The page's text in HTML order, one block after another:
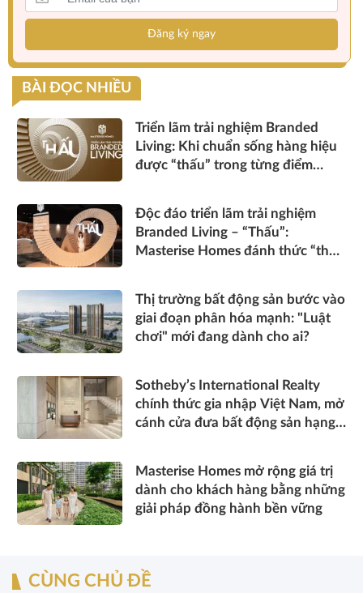
Đăng ký ngay
BÀI ĐỌC NHIỀU
Triển lãm trải nghiệm Branded
Living: Khi chuẩn sống hàng hiệu
được “thấu” trong từng điểm
Độc đáo triển lãm trải nghiệm
Branded Living – “Thấu”:
Masterise Homes đánh thức “thấu
Thị trường bất động sản bước vào
giai đoạn phân hóa mạnh: "Luật
chơi" mới đang dành cho ai?
Sotheby’s International Realty
chính thức gia nhập Việt Nam, mở
cánh cửa đưa bất động sản hạng
Masterise Homes mở rộng giá trị
dành cho khách hàng bằng những
giải pháp đồng hành bền vững
CÙNG CHỦ ĐỀ